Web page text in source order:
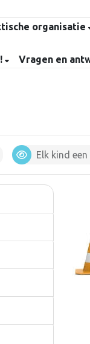
organisatie
Vragen en
Elk kind een